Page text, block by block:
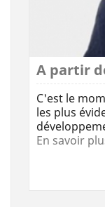
A partir
C'est le
les plus
En savoir